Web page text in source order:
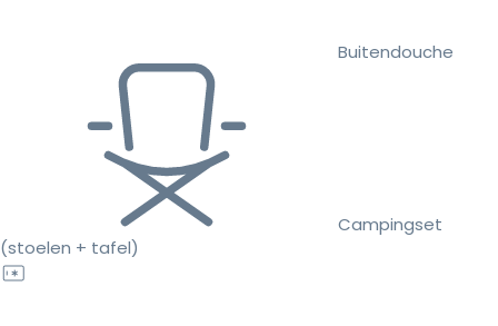
Buitendouche
Campingset
(stoelen + tafel)